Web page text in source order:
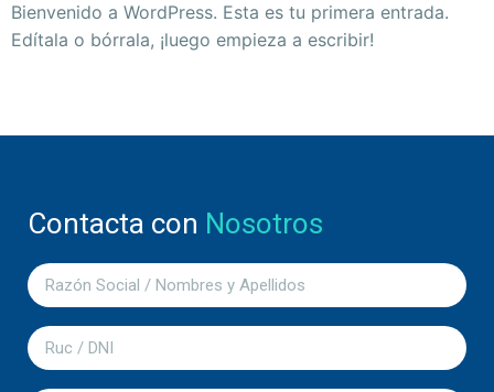
Bienvenido a WordPress. Esta es tu primera entrada.
Edítala o bórrala, ¡luego empieza a escribir!
Contacta con Nosotros